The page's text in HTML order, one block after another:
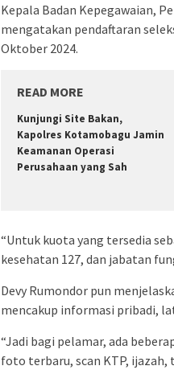
Kepala Badan Kepegawaian,
mengatakan pendaftaran
Oktober 2024.
READ MORE
Kunjungi Site Bakan,
Kapolres Kotamobagu Jamin
Keamanan Operasi
Perusahaan yang Sah
“Untuk kuota yang tersedia
kesehatan 127, dan jabatan
Devy Rumondor pun
mencakup informasi pribadi,
“Jadi bagi pelamar, ada
foto terbaru, scan KTP,